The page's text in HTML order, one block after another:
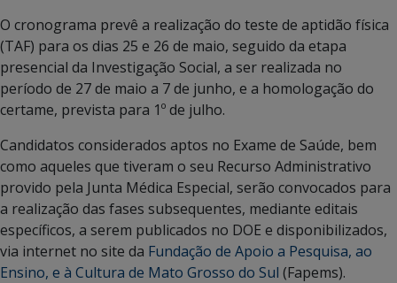
O cronograma prevê a realização do teste de aptidão física
(TAF) para os dias 25 e 26 de maio, seguido da etapa
presencial da Investigação Social, a ser realizada no
período de 27 de maio a 7 de junho, e a homologação do
certame, prevista para 1º de julho.
Candidatos considerados aptos no Exame de Saúde, bem
como aqueles que tiveram o seu Recurso Administrativo
provido pela Junta Médica Especial, serão convocados para
a realização das fases subsequentes, mediante editais
específicos, a serem publicados no DOE e disponibilizados,
via internet no site da Fundação de Apoio a Pesquisa, ao
Ensino, e à Cultura de Mato Grosso do Sul (Fapems).